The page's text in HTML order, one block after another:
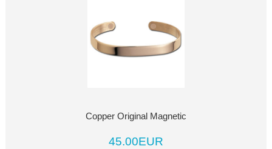
Copper Original Magnetic
45.00EUR